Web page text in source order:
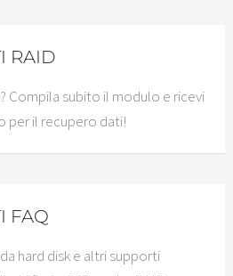
RAID
Compila subito il modulo e ricevi
per il recupero dati!
FAQ
hard disk e altri supporti